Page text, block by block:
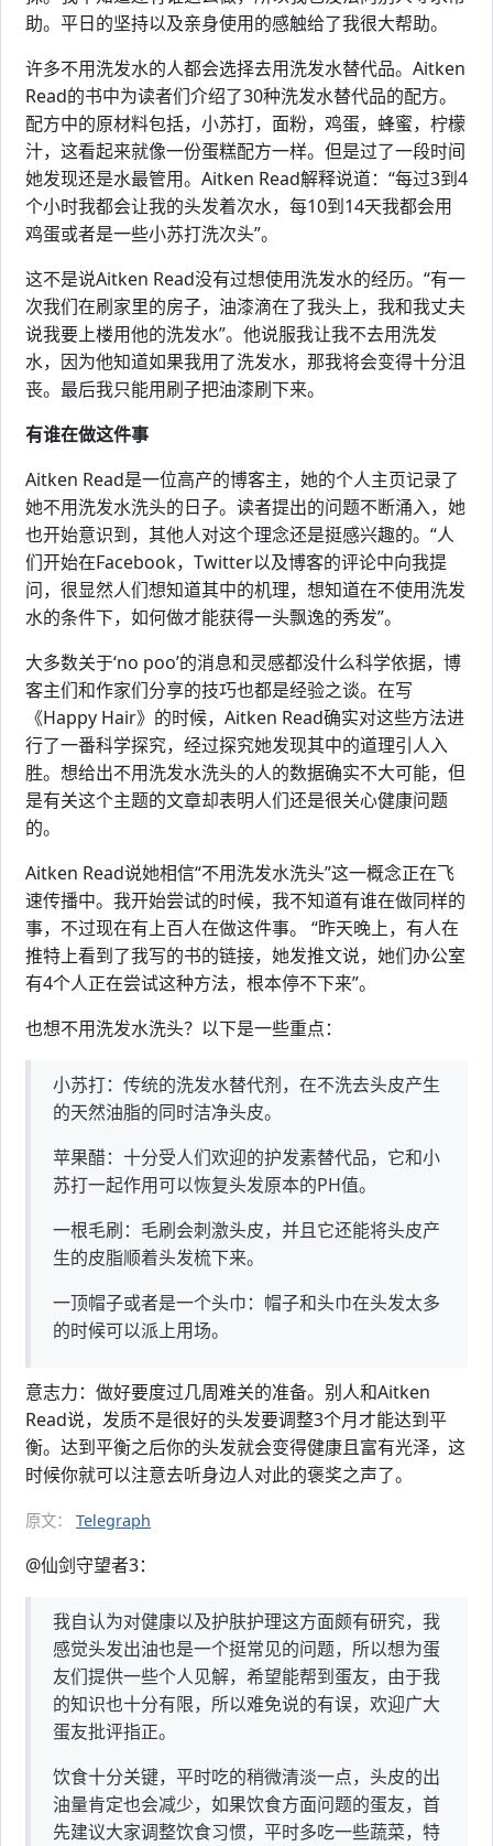
助。平日的坚持以及亲身使用的感触给了我很大帮助。
许多不用洗发水的人都会选择去用洗发水替代品。Aitken
Read的书中为读者们介绍了30种洗发水替代品的配方。
配方中的原材料包括，小苏打，面粉，鸡蛋，蜂蜜，柠檬
汁，这看起来就像一份蛋糕配方一样。但是过了一段时间
她发现还是水最管用。Aitken Read解释说道：“每过3到4
个小时我都会让我的头发着次水，每10到14天我都会用
鸡蛋或者是一些小苏打洗次头”。
这不是说Aitken Read没有过想使用洗发水的经历。“有一
次我们在刷家里的房子，油漆滴在了我头上，我和我丈夫
说我要上楼用他的洗发水”。他说服我让我不去用洗发
水，因为他知道如果我用了洗发水，那我将会变得十分沮
丧。最后我只能用刷子把油漆刷下来。
有谁在做这件事
Aitken Read是一位高产的博客主，她的个人主页记录了
她不用洗发水洗头的日子。读者提出的问题不断涌入，她
也开始意识到，其他人对这个理念还是挺感兴趣的。“人
们开始在Facebook，Twitter以及博客的评论中向我提
问，很显然人们想知道其中的机理，想知道在不使用洗发
水的条件下，如何做才能获得一头飘逸的秀发”。
大多数关于‘no poo’的消息和灵感都没什么科学依据，博
客主们和作家们分享的技巧也都是经验之谈。在写
《Happy Hair》的时候，Aitken Read确实对这些方法进
行了一番科学探究，经过探究她发现其中的道理引人入
胜。想给出不用洗发水洗头的人的数据确实不大可能，但
是有关这个主题的文章却表明人们还是很关心健康问题
的。
Aitken Read说她相信“不用洗发水洗头”这一概念正在飞
速传播中。我开始尝试的时候，我不知道有谁在做同样的
事，不过现在有上百人在做这件事。 “昨天晚上，有人在
推特上看到了我写的书的链接，她发推文说，她们办公室
有4个人正在尝试这种方法，根本停不下来”。
也想不用洗发水洗头？以下是一些重点：
小苏打：传统的洗发水替代剂，在不洗去头皮产生
的天然油脂的同时洁净头皮。
苹果醋：十分受人们欢迎的护发素替代品，它和小
苏打一起作用可以恢复头发原本的PH值。
一根毛刷：毛刷会刺激头皮，并且它还能将头皮产
生的皮脂顺着头发梳下来。
一顶帽子或者是一个头巾：帽子和头巾在头发太多
的时候可以派上用场。
意志力：做好要度过几周难关的准备。别人和Aitken
Read说，发质不是很好的头发要调整3个月才能达到平
衡。达到平衡之后你的头发就会变得健康且富有光泽，这
时候你就可以注意去听身边人对此的褒奖之声了。
原文： Telegraph
@仙剑守望者3：
我自认为对健康以及护肤护理这方面颇有研究，我
感觉头发出油也是一个挺常见的问题，所以想为蛋
友们提供一些个人见解，希望能帮到蛋友，由于我
的知识也十分有限，所以难免说的有误，欢迎广大
蛋友批评指正。
饮食十分关键，平时吃的稍微清淡一点，头皮的出
油量肯定也会减少，如果饮食方面问题的蛋友，首
先建议大家调整饮食习惯，平时多吃一些蔬菜，特